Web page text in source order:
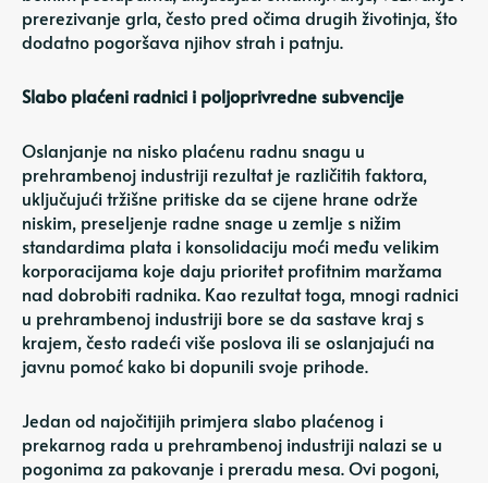
prerezivanje grla, često pred očima drugih životinja, što
dodatno pogoršava njihov strah i patnju.
Slabo plaćeni radnici i poljoprivredne subvencije
Oslanjanje na nisko plaćenu radnu snagu u
prehrambenoj industriji rezultat je različitih faktora,
uključujući tržišne pritiske da se cijene hrane održe
niskim, preseljenje radne snage u zemlje s nižim
standardima plata i konsolidaciju moći među velikim
korporacijama koje daju prioritet profitnim maržama
nad dobrobiti radnika. Kao rezultat toga, mnogi radnici
u prehrambenoj industriji bore se da sastave kraj s
krajem, često radeći više poslova ili se oslanjajući na
javnu pomoć kako bi dopunili svoje prihode.
Jedan od najočitijih primjera slabo plaćenog i
prekarnog rada u prehrambenoj industriji nalazi se u
pogonima za pakovanje i preradu mesa. Ovi pogoni,